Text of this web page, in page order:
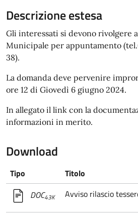
Descrizione estesa
Gli interessati si devono rivolgere
Municipale per appuntamento
38).
La domanda deve pervenire
ore 12 di Giovedì 6 giugno 2024.
In allegato il link con la
informazioni in merito.
Download
Tipo Titolo
DOC43K Avviso rilascio